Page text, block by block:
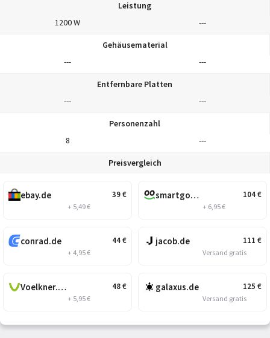
Leistung
1200 W
---
Gehäusematerial
---
---
Entfernbare Platten
---
---
Personenzahl
8
---
Preisvergleich
39€
ebay.de
+ 5,49 €
44€
conrad.de
+ 4,95 €
48€
Voelkner.de
+ 5,95 €
104€
smartgoods.de
+ 6,95 €
111 €
jacob.de
Versand gratis
125 €
galaxus.de
Versand gratis